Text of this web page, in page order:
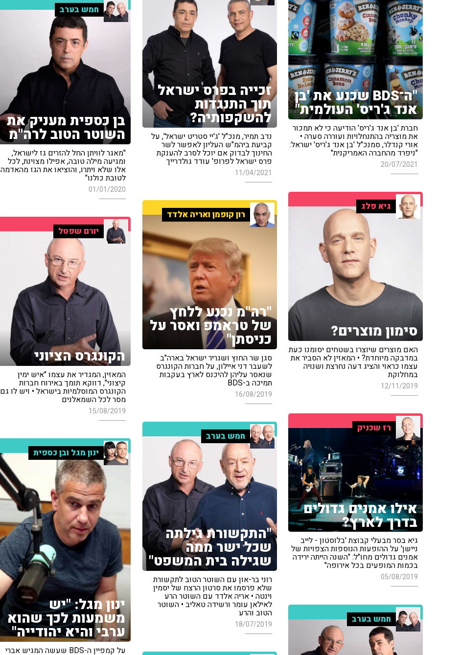
"ה־BDS שכנע את 'בן
אנד ג'ריס' העולמית"
חברת 'בן אנד ג'ריס' הודיעה כי לא תמכור
את מוצריה בהתנחלויות ועוררה סערה •
אורי קנדלר, סמנכ"ל 'בן אנד ג'ריס' ישראל:
"ניפרד מהחברה האמריקנית"
20/07/2021
זכייה בפרס ישראל
תוך התנגדות
להשקפותיה?
נדב תמיר, מנכ"ל 'ג'יי סטריט ישראל', על
קביעת ביהמ"ש העליון לאפשר לשר
החינוך לבדוק אם יוכל לסרב להענקת
פרס ישראל לפרופ' עודד גולדרייך
11/04/2021
חמש בערב
בן כספית מעניק את
השוטר הטוב לרה"מ
"מאגר לוויתן החל להזרים גז לישראל,
ומגיעה מילה טובה, אפילו מצוינת, לכל
אלו שלא ויתרו, והוציאו את הגז מהאדמה
לטובת כולנו"
01/01/2020
גיא פלג
סימון מוצרים?
האם מוצרים שיוצרו בשטחים יסומנו כעת
במדבקה מיוחדת? • המאזין לא הסביר את
עצמו כראוי והציג דעה נחרצת ושנויה
במחלוקת
12/11/2019
רון קופמן ואריה אלדד
"רה"מ נכנע ללחץ
של טראמפ ואסר על
כניסתן"
סגן שר החוץ ושגריר ישראל בארה"ב
לשעבר דני איילון, על חברות הקונגרס
שנאסר עליהן להיכנס לארץ בעקבות
תמיכה ב-BDS
16/08/2019
יורם שפטל
הקונגרס הציוני
המאזין, המגדיר את עצמו "איש ימין
קיצוני", דווקא תומך באירוח חברות
הקונגרס המוסלמיות בישראל • ויש לו גם
מסר לכל השמאלנים
15/08/2019
רז שכניק
אילו אמנים גדולים
בדרך לארץ?
גיא בסר מבעלי קבוצת 'בלוסטון - לייב
ניישן' על ההופעות הנוספות הצפויות של
אמנים גדולים מחו"ל: "השנה הייתה ירידה
בכמות המופעים בכל אירופה"
05/08/2019
חמש בערב
"התקשורת גילתה
שכל ישר ממה
שגילה בית המשפט"
רוני בר-און עם השוטר הטוב לתקשורת
שלא פרסמו את סרטון הרצח של יסמין
וינטה • אריה אלדד עם השוטר הרע
לאילאן עומר ורשידה טאליב • השוטר
הטוב והרע
18/07/2019
ינון מגל ובן כספית
ינון מגל: "יש
משמעות לכך שהוא
ערבי והיא יהודייה"
על קמפיין ה-BDS שעשה המגיש אברי
חמש בערב